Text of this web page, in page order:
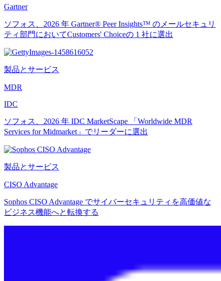
Gartner
ソフォス、2026 年 Gartner® Peer Insights™ のメールセキュリ
ティ部門においてCustomers' Choiceの 1 社に選出
製品とサービス
MDR
IDC
ソフォス、2026 年 IDC MarketScape 「Worldwide MDR
Services for Midmarket」でリーダーに選出
製品とサービス
CISO Advantage
Sophos CISO Advantage でサイバーセキュリティを高価値な
ビジネス機能へと転換する